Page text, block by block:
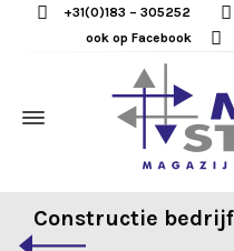
+31(0)183 – 305252
ook op Facebook
Constructie